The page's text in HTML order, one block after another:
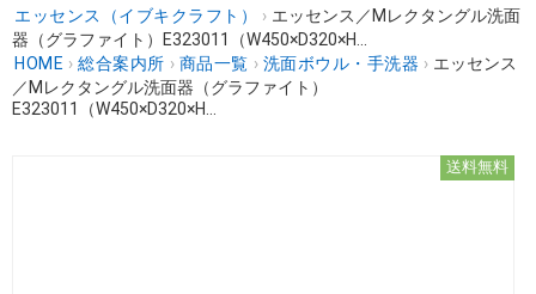
エッセンス（イブキクラフト）
› エッセンス／Mレクタングル洗面
器（グラファイト）E323011（W450×D320×H...
HOME › 総合案内所 › 商品一覧 › 洗面ボウル・手洗器 › エッセンス
／Mレクタングル洗面器（グラファイト）
E323011（W450×D320×H...
送料無料